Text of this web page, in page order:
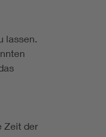
lassen.
Zeit der